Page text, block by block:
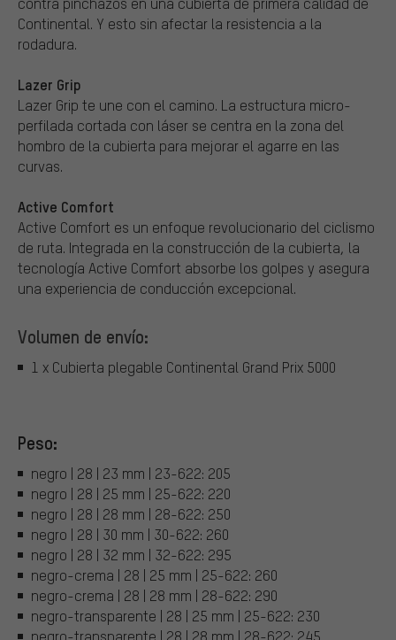
Continental. Y esto sin afectar la resistencia a la
rodadura.
Lazer Grip
Lazer Grip te une con el camino. La estructura micro-
perfilada cortada con láser se centra en la zona del
hombro de la cubierta para mejorar el agarre en las
curvas.
Active Comfort
Active Comfort es un enfoque revolucionario del ciclismo
de ruta. Integrada en la construcción de la cubierta, la
tecnología Active Comfort absorbe los golpes y asegura
una experiencia de conducción excepcional.
Volumen de envío:
1 x Cubierta plegable Continental Grand Prix 5000
Peso:
negro | 28 | 23 mm | 23-622: 205
negro | 28 | 25 mm | 25-622: 220
negro | 28 | 28 mm | 28-622: 250
negro | 28 | 30 mm | 30-622: 260
negro | 28 | 32 mm | 32-622: 295
negro-crema | 28 | 25 mm | 25-622: 260
negro-crema | 28 | 28 mm | 28-622: 290
negro-transparente | 28 | 25 mm | 25-622: 230
negro-transparente | 28 | 28 mm | 28-622: 245